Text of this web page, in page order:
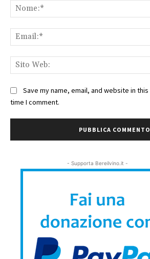
Save my name, email, and website in
time I comment.
- Supporta Bereilvino.it -